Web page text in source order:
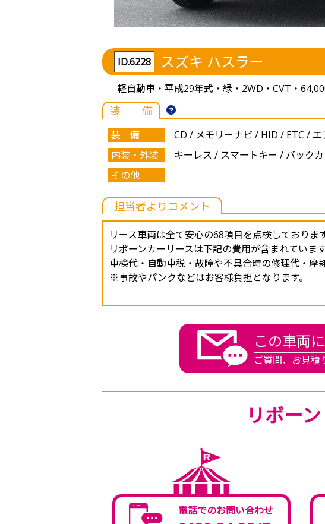
ID.6228 スズキ ハスラー
軽自動車・平成29年式・緑・2WD・CVT・
装 備
装 備
CD / メモリーナビ / HID / ETC /
内装・外装
キーレス / スマートキー / バック
その他
担当者よりコメント
リース車両は全て安心の68項目を点検しております
リボーンカーリースは下記の費用が含まれていま
車検代・自動車税・故障や不具合時の修理代・摩
※事故やパンクなどはお客様負担となります。
この車両
ご質問、お見積
リボー
電話でのお問い合わせ